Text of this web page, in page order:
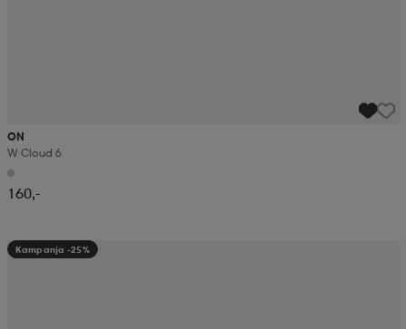
ON
W Cloud 6
160,-
Kampanja -25%